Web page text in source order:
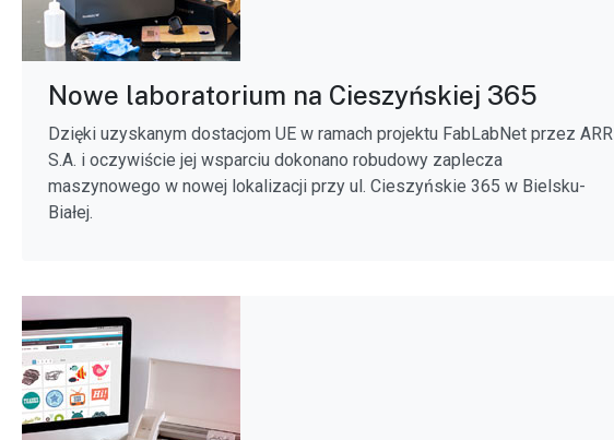
Nowe laboratorium na Cieszyńskiej 365
Dzięki uzyskanym dostacjom UE w ramach projektu FabLabNet przez ARR
S.A. i oczywiście jej wsparciu dokonano robudowy zaplecza
maszynowego w nowej lokalizacji przy ul. Cieszyńskie 365 w Bielsku-
Białej.